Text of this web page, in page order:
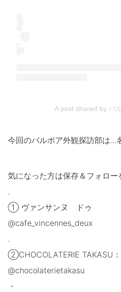
A post shared by バ
今回のバルボア外観探訪部は…
気になった方は保存＆フォロー
.
① ヴァンサンヌ ドゥ
@cafe_vincennes_deux
.
②CHOCOLATERIE TAKASU：
@chocolaterietakasu
・